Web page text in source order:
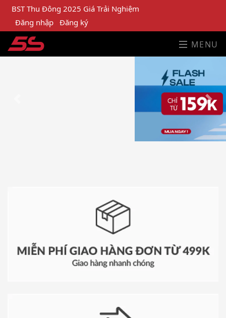
BST Thu Đông 2025 Giá Trải Nghiệm
Đăng nhập Đăng ký
MENU
Next